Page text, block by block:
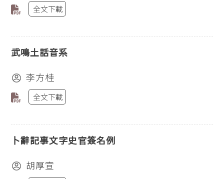
全文下載
武鳴土話音系
李方桂
全文下載
卜辭記事文字史官簽名例
胡厚宣